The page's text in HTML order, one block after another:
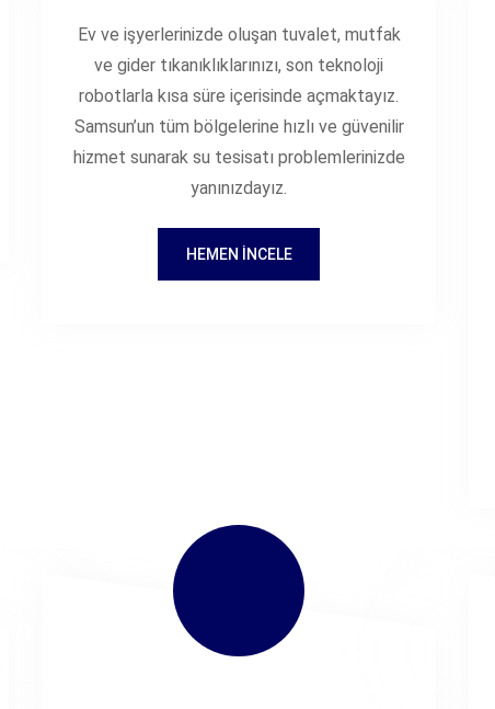
Ev ve işyerlerinizde oluşan tuvalet, mutfak
ve gider tıkanıklıklarınızı, son teknoloji
robotlarla kısa süre içerisinde açmaktayız.
Samsun’un tüm bölgelerine hızlı ve güvenilir
hizmet sunarak su tesisatı problemlerinizde
yanınızdayız.
HEMEN İNCELE